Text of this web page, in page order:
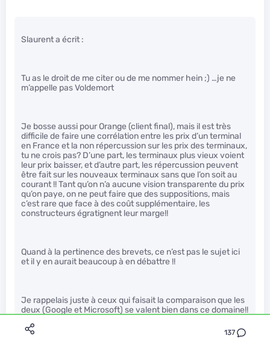
137
Slaurent a écrit :
Tu as le droit de me citer ou de me nommer hein ;) …je ne
m’appelle pas Voldemort
Je bosse aussi pour Orange (client final), mais il est très
difficile de faire une corrélation entre les prix d’un terminal
en France et la non répercussion sur les prix des terminaux,
tu ne crois pas? D’une part, les terminaux plus vieux voient
leur prix baisser, et d’autre part, les répercussion peuvent
être fait sur les nouveaux terminaux sans que l’on soit au
courant !! Tant qu’on n’a aucune vision transparente du prix
qu’on paye, on ne peut faire que des suppositions, mais
c’est rare que face à des coût supplémentaire, les
constructeurs égratignent leur marge!!
Quand à la pertinence des brevets, ce n’est pas le sujet ici
et il y en aurait beaucoup à en débattre !!
Je rappelais juste à ceux qui faisait la comparaison que les
deux (Google et Microsoft) se valent bien dans ce domaine!!